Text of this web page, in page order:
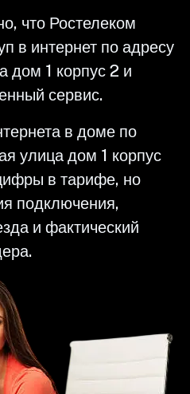
что Ростелеком
в интернет по адресу
дом 1 корпус 2 и
сервис.
в доме по
улица дом 1 корпус
в тарифе, но
подключения,
и фактический